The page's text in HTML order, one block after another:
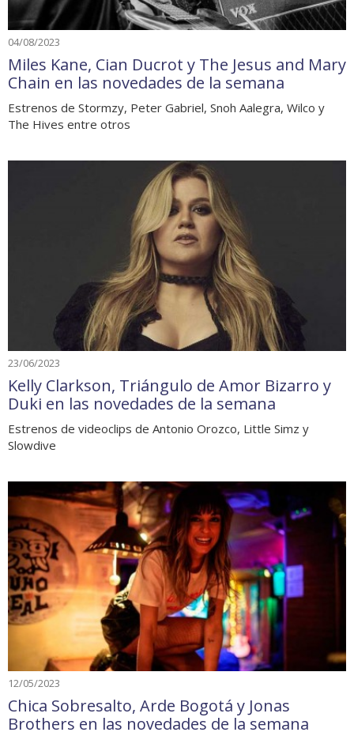
04/08/2023
Miles Kane, Cian Ducrot y The Jesus and Mary
Chain en las novedades de la semana
Estrenos de Stormzy, Peter Gabriel, Snoh Aalegra, Wilco y
The Hives entre otros
23/06/2023
Kelly Clarkson, Triángulo de Amor Bizarro y
Duki en las novedades de la semana
Estrenos de videoclips de Antonio Orozco, Little Simz y
Slowdive
12/05/2023
Chica Sobresalto, Arde Bogotá y Jonas
Brothers en las novedades de la semana